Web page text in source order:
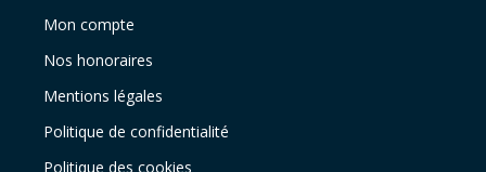
Mon compte
Nos honoraires
Mentions légales
Politique de confidentialité
Politique des cookies